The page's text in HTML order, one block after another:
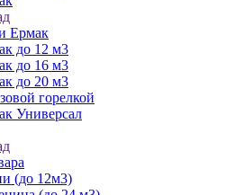
Ермак
до 12 м3
до 16 м3
до 20 м3
горелкой
Универсал
(до 12м3)